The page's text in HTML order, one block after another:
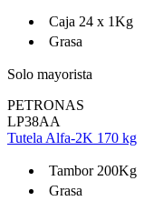
Caja 24 x 1Kg
Grasa
Solo mayorista
PETRONAS
LP38AA
Tutela Alfa-2K 170 kg
Tambor 200Kg
Grasa